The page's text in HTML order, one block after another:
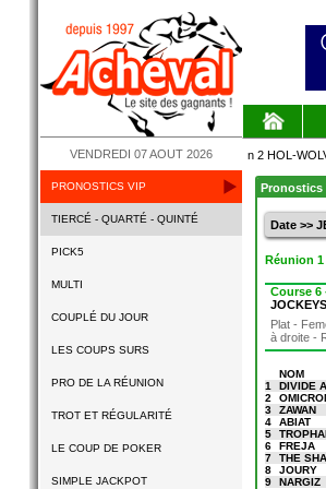
VENDREDI 07 AOUT 2026 HOL-
- 10
PRONOSTICS VIP
TIERCÉ - QUARTÉ - QUINTÉ
PICK5
MULTI
COUPLÉ DU JOUR
LES COUPS SURS
PRO DE LA RÉUNION
TROT ET RÉGULARITÉ
LE COUP DE POKER
SIMPLE JACKPOT
Pronostics
Date >>
Réunion 1
Course
JOCKEYS
Plat -
à droite -
NOM
1
DIVIDE
2
3
ZAWAN
4
ABIAT
5
6
FREJA
7
THE
8
JOURY
9
NARGIZ